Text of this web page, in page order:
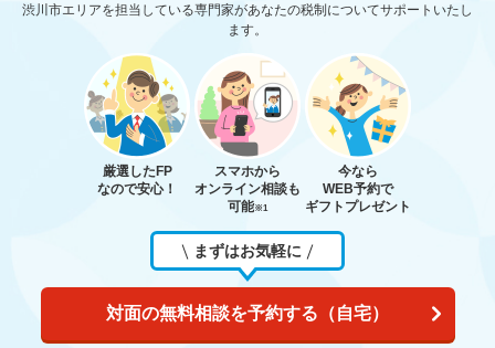
渋川市エリアを担当している専門家があなたの税制についてサポートいたし
ます。
厳選したFP
なので安心！
スマホから
オンライン相談も
可能※1
今なら
WEB予約で
ギフトプレゼント
まずはお気軽に
対面の無料相談を予約する（自宅）